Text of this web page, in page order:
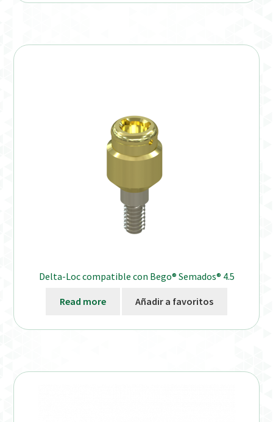
Delta-Loc compatible con Bego® Semados® 4.5
Read more Añadir a favoritos